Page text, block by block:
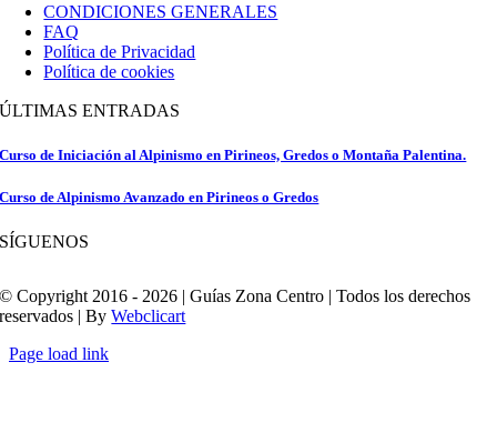
CONDICIONES GENERALES
FAQ
Política de Privacidad
Política de cookies
ÚLTIMAS ENTRADAS
Curso de Iniciación al Alpinismo en Pirineos, Gredos o Montaña Palentina.
Curso de Alpinismo Avanzado en Pirineos o Gredos
SÍGUENOS
© Copyright 2016 - 2026 | Guías Zona Centro | Todos los derechos
reservados | ByWebclicart
Page load link